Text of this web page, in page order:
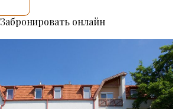
Забронировать онлайн